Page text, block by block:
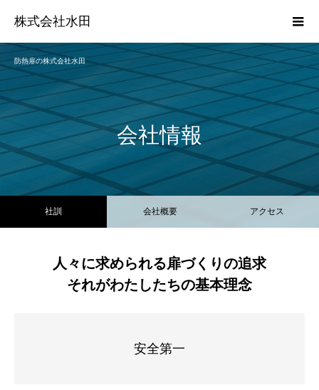
株式会社水田
防熱扉の株式会社水田
会社情報
社訓 会社概要 アクセス
人々に求められる扉づくりの追求
それがわたしたちの基本理念
安全第一